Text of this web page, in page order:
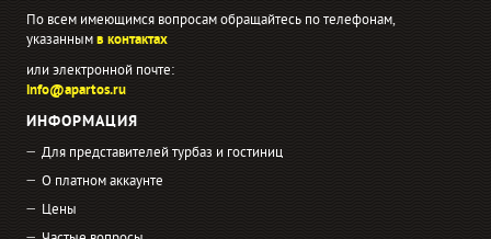
По всем имеющимся вопросам обращайтесь по телефонам,
указаннымв контактах
или электронной почте:
info@apartos.ru
ИНФОРМАЦИЯ
Для представителей турбаз и гостиниц
О платном аккаунте
Цены